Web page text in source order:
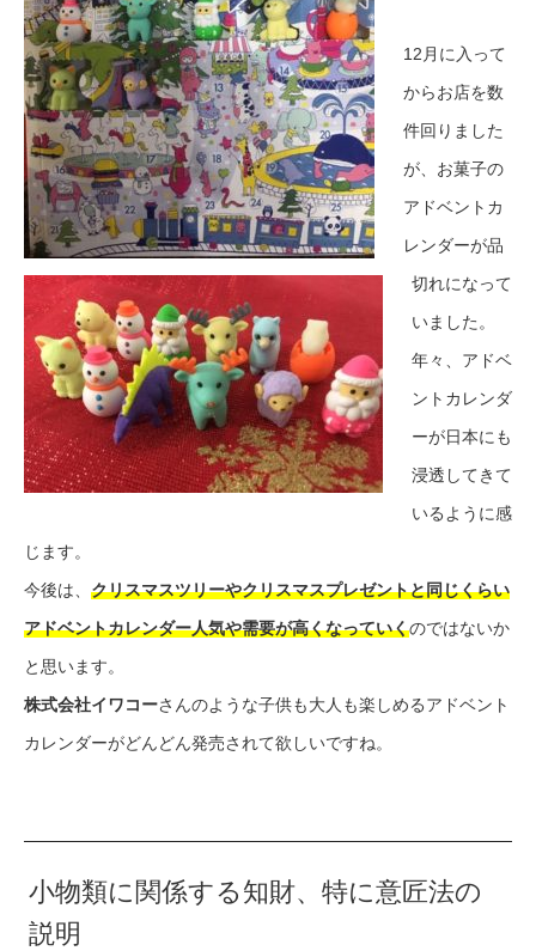
12月に入って
からお店を数
件回りました
が、お菓子の
アドベントカ
レンダーが品
切れになって
いました。
年々、アドベ
ントカレンダ
ーが日本にも
浸透してきて
いるように感
じます。
今後は、 クリスマスツリーやクリスマスプレゼントと同じくらい
アドベントカレンダー人気や需要が高くなっていくのではないか
と思います。
株式会社イワコーさんのような子供も大人も楽しめるアドベント
カレンダーがどんどん発売されて欲しいですね。
小物類に関係する知財、特に意匠法の
説明